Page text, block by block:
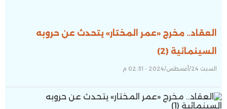
العقاد.. مخرج «عمر المختار» يتحدث عن حروبه
السينمائية (2)
السبت 24/أغسطس/2024 - 02:31 م